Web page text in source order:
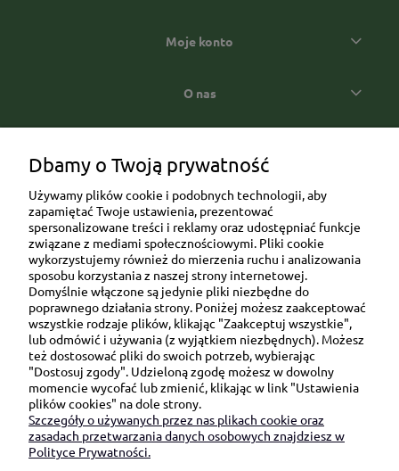
Moje konto
O nas
Ul. Brukowa 6/8 lok. 57/58
91-341 Łódź
NIP: 6751510615
SKONTAKTUJ SIĘ Z NAMI:
sklep@be-happygifts.com
+48 690 172 872
(pon-pt 9:00 - 15:30)
Dbamy o Twoją prywatność
Używamy plików cookie i podobnych technologii, aby
zapamiętać Twoje ustawienia, prezentować
spersonalizowane treści i reklamy oraz udostępniać funkcje
związane z mediami społecznościowymi. Pliki cookie
wykorzystujemy również do mierzenia ruchu i analizowania
sposobu korzystania z naszej strony internetowej.
Domyślnie włączone są jedynie pliki niezbędne do
poprawnego działania strony. Poniżej możesz zaakceptować
wszystkie rodzaje plików, klikając "Zaakceptuj wszystkie",
lub odmówić i używania (z wyjątkiem niezbędnych). Możesz
też dostosować pliki do swoich potrzeb, wybierając
"Dostosuj zgody". Udzieloną zgodę możesz w dowolny
momencie wycofać lub zmienić, klikając w link "Ustawienia
plików cookies" na dole strony.
Szczegóły o używanych przez nas plikach cookie oraz
zasadach przetwarzania danych osobowych znajdziesz w
Polityce Prywatności.